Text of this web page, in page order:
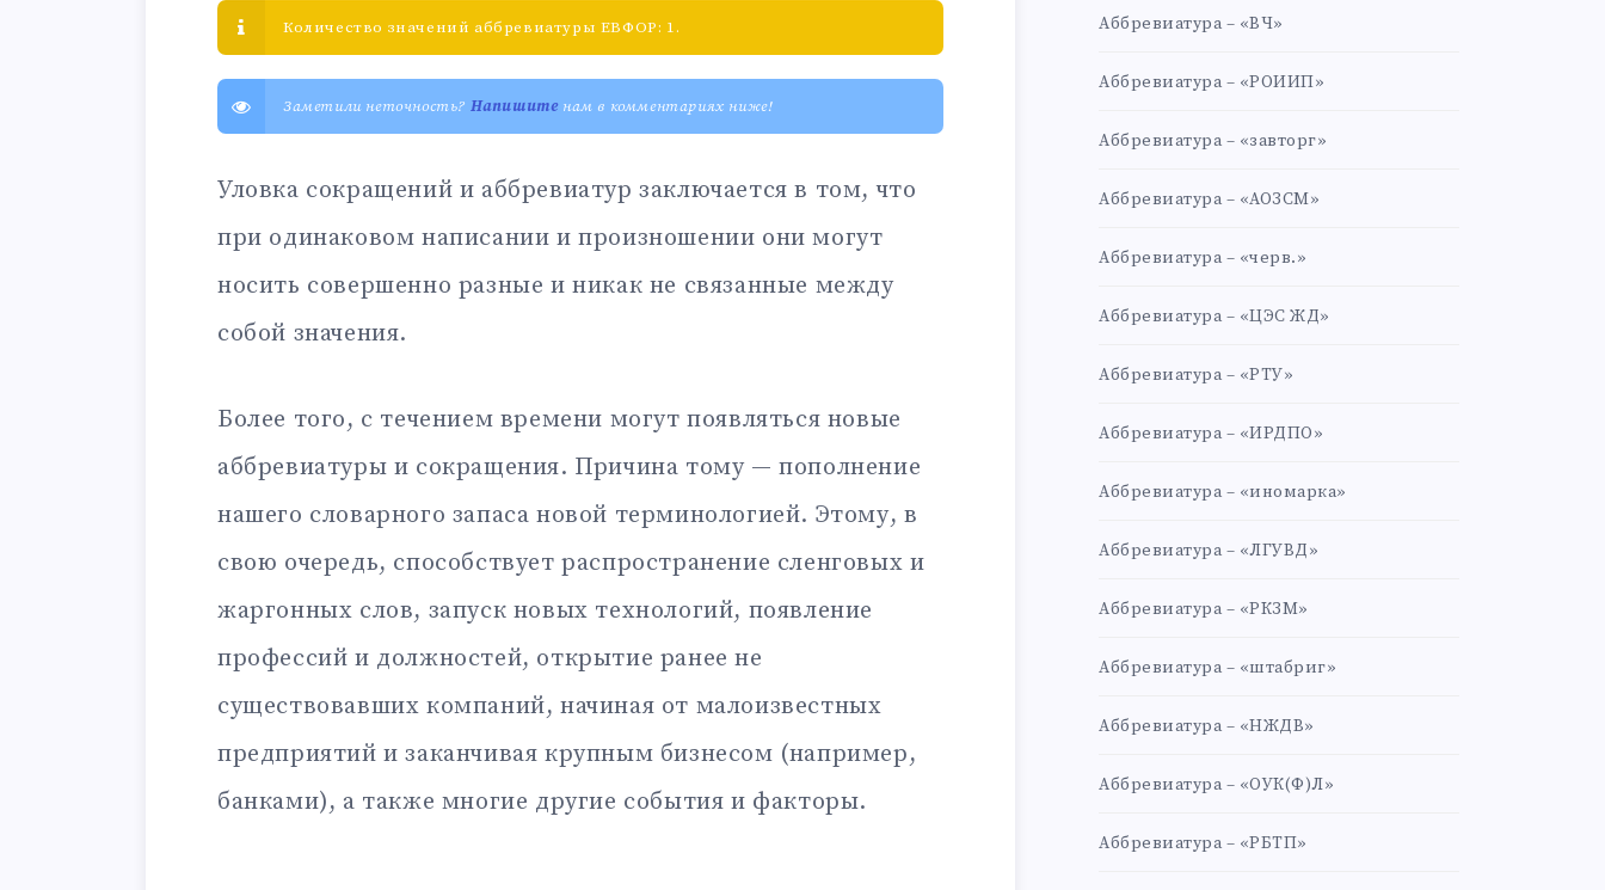
Количество значений аббревиатуры ЕВФОР: 1.
Заметили неточность? Напишитенам в комментариях ниже!
Уловка сокращений и аббревиатур заключается в том, что
при одинаковом написании и произношении они могут
носить совершенно разные и никак не связанные между
собой значения.
Более того, с течением времени могут появляться новые
аббревиатуры и сокращения. Причина тому — пополнение
нашего словарного запаса новой терминологией. Этому, в
свою очередь, способствует распространение сленговых и
жаргонных слов, запуск новых технологий, появление
профессий и должностей, открытие ранее не
существовавших компаний, начиная от малоизвестных
предприятий и заканчивая крупным бизнесом (например,
банками), а также многие другие события и факторы.
Аббревиатура – «ВЧ»
Аббревиатура – «РОИИП»
Аббревиатура – «завторг»
Аббревиатура – «АОЗСМ»
Аббревиатура – «черв.»
Аббревиатура – «ЦЭС ЖД»
Аббревиатура – «РТУ»
Аббревиатура – «ИРДПО»
Аббревиатура – «иномарка»
Аббревиатура – «ЛГУВД»
Аббревиатура – «РКЗМ»
Аббревиатура – «штабриг»
Аббревиатура – «НЖДВ»
Аббревиатура – «ОУК(Ф)Л»
Аббревиатура – «РБТП»